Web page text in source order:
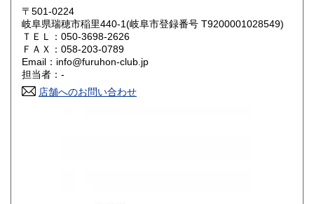
岡山県
山口県 800円
香川県 800円
高知県 800円
〒501-0224
岐阜県瑞穂市稲里440-1(岐阜市登録番号 T9200001028549)
ＴＥＬ：050-3698-2626
ＦＡＸ：058-203-0789
Email：info@furuhon-club.jp
担当者：-
店舗へのお問い合わせ